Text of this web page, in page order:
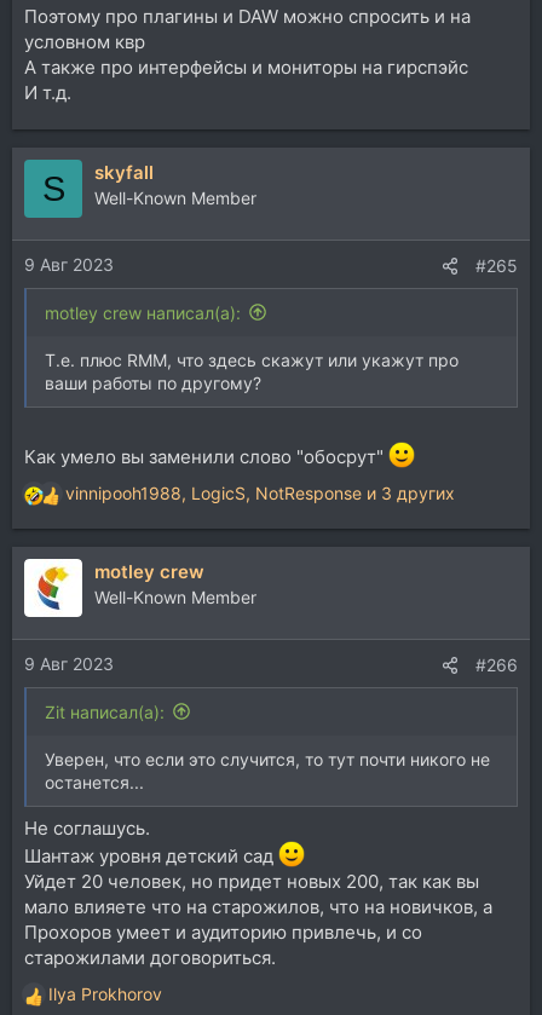
Поэтому про плагины и DAW можно спросить и на
условном квр
А также про интерфейсы и мониторы на гирспэйс
И т.д.
S skyfall
Well-Known Member
9 Авг 2023 #265
motley crew написал(а):
Т.е. плюс RMM, что здесь скажут или укажут про
ваши работы по другому?
Как умело вы заменили слово "обосрут"
Р
е
а
и
и
:
vinnipooh1988, LogicS, NotResponse и 3 других
motley crew
Well-Known Member
9 Авг 2023 #266
Zit написал(а):
Уверен, что если это случится, то тут почти никого не
останется...
Не соглашусь.
Шантаж уровня детский сад
Уйдет 20 человек, но придет новых 200, так как вы
мало влияете что на старожилов, что на новичков, а
Прохоров умеет и аудиторию привлечь, и со
старожилами договориться.
Р
Ilya Prokhorov